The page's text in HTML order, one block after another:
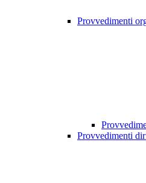
Provvedimenti
Provvedimenti